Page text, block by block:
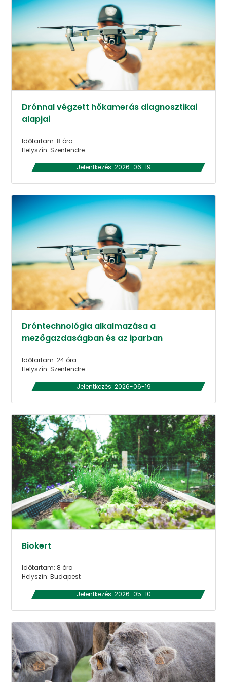
Drónnal végzett hőkamerás diagnosztikai
alapjai
Időtartam: 8 óra
Helyszín: Szentendre
Jelentkezés: 2026-06-19
Dróntechnológia alkalmazása a
mezőgazdaságban és az iparban
Időtartam: 24 óra
Helyszín: Szentendre
Jelentkezés: 2026-06-19
Biokert
Időtartam: 8 óra
Helyszín: Budapest
Jelentkezés: 2026-05-10